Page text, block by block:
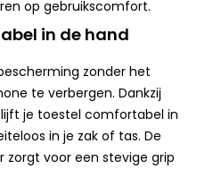
op gebruikscomfort.
in de hand
zonder het
te verbergen. Dankzij
je toestel comfortabel in
in je zak of tas. De
zorgt voor een stevige grip